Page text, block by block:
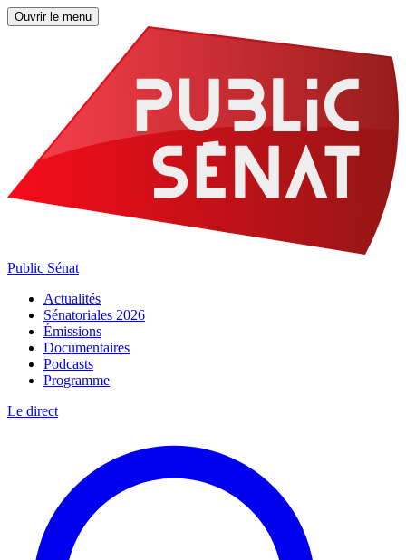
Ouvrir le menu
Public Sénat
Actualités
Sénatoriales 2026
Émissions
Documentaires
Podcasts
Programme
Le direct